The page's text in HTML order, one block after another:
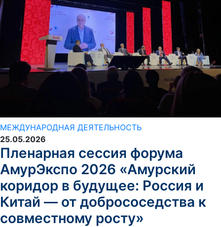
МЕЖДУНАРОДНАЯ ДЕЯТЕЛЬНОСТЬ
25.05.2026
Пленарная сессия форума
АмурЭкспо 2026 «Амурский
коридор в будущее: Россия и
Китай — от добрососедства к
совместному росту»